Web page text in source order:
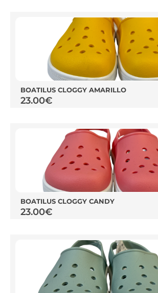
BOATILUS CLOGGY AMARILLO
23.00€
BOATILUS CLOGGY CANDY
23.00€